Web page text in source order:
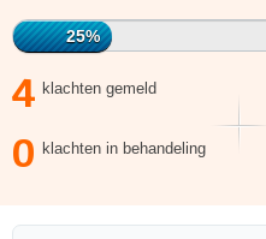
25%
4 klachten gemeld
0 klachten in behandeling